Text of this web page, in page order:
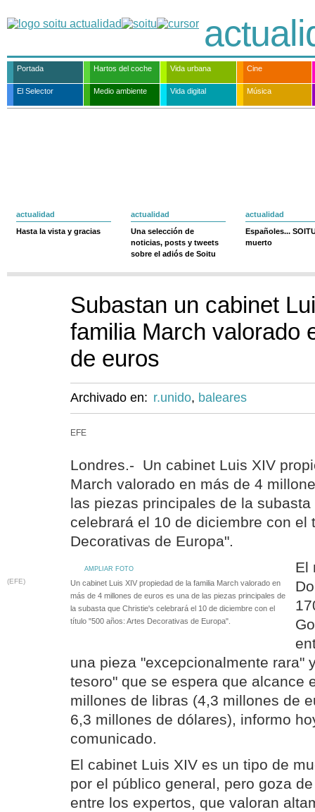
Portada Hartos del coche Vida urbana Cine
El Selector Medio ambiente Vida digital Música
actualidad
Hasta la vista y gracias
actualidad
Una selección de
noticias, posts y tweets
sobre el adiós de Soitu
actualidad
Españoles...
muerto
Subastan un cabinet
familia March valorado
de euros
Archivado en: r.unido, baleares
EFE
Londres.- Un cabinet Luis XIV
March valorado en más de 4
las piezas principales de la
celebrará el 10 de diciembre con el
Decorativas de Europa".
AMPLIAR FOTO
(EFE)
Un cabinet Luis XIV propiedad de la familia March valorado en
más de 4 millones de euros es una de las piezas principales de
la subasta que Christie's celebrará el 10 de diciembre con el
título "500 años: Artes Decorativas de Europa".
El
una pieza "excepcionalmente rara"
tesoro" que se espera que alcance
millones de libras (4,3 millones de
6,3 millones de dólares), informo
comunicado.
El cabinet Luis XIV es un tipo de
por el público general, pero goza
entre los expertos, que valoran